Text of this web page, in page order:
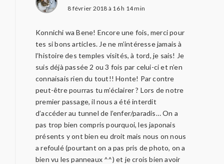
8 février 2018 à 16 h 14 min
Konnichi wa Bene! Encore une fois, merci pour
tes si bons articles. Je ne m’intéresse jamais à
l’histoire des temples visités, à tord, je sais! Je
suis déjà passée 2 ou 3 fois par celui-ci et n’en
connaisais rien du tout!! Honte! Par contre
peut-être pourras tu m’éclairer ? Lors de notre
premier passage, il nous a été interdit
d’accéder au tunnel de l’enfer/paradis… On a
pas trop bien compris pourquoi, les japonais
présents y ont bien eu droit mais nous on nous
a refoulé (pourtant on a pas pris de photo, on a
bien vu les panneaux ^^) et je crois bien avoir